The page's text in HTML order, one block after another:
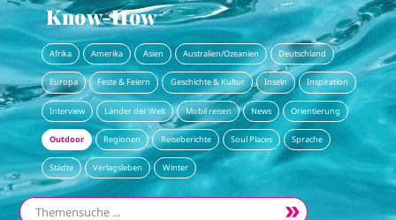
Know-How
Afrika Amerika Asien Australien/Ozeanien Deutschland
Europa Feste & Feiern Geschichte & Kultur Inseln Inspiration
Interview Länder der Welt Mobil reisen News Orientierung
Outdoor Regionen Reiseberichte Soul Places Sprache
Städte Verlagsleben Winter